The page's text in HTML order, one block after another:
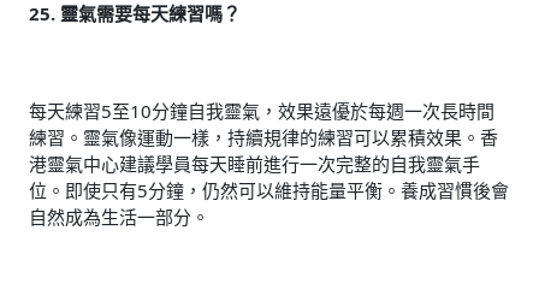
25. 靈氣需要每天練習嗎？
每天練習5至10分鐘自我靈氣，效果遠優於每週一次長時間
練習。靈氣像運動一樣，持續規律的練習可以累積效果。香
港靈氣中心建議學員每天睡前進行一次完整的自我靈氣手
位。即使只有5分鐘，仍然可以維持能量平衡。養成習慣後會
自然成為生活一部分。